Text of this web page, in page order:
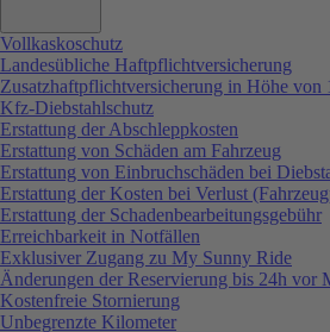
Vollkaskoschutz
Landesübliche Haftpflichtversicherung
Zusatzhaftpflichtversicherung in Höhe von
Kfz-Diebstahlschutz
Erstattung der Abschleppkosten
Erstattung von Schäden am Fahrzeug
Erstattung von Einbruchschäden bei
Erstattung der Kosten bei Verlust
Erstattung der Schadenbearbeitungsgebühr
Erreichbarkeit in Notfällen
Exklusiver Zugang zu My Sunny Ride
Änderungen der Reservierung bis 24h vor
Kostenfreie Stornierung
Unbegrenzte Kilometer